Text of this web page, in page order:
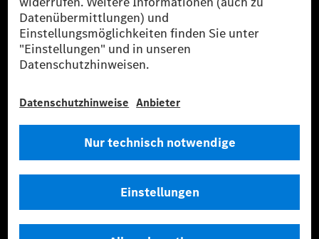
Mehr erfahren
Technische Support-Hotline Kontakt Standorte
Rechtliche Hinweise
Einstellungen